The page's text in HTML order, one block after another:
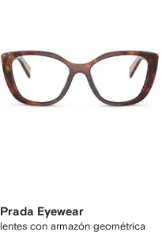
Prada Eyewear
lentes con armazón geométrica